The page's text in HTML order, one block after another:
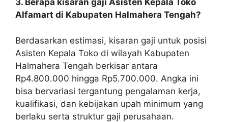
3. Berapa kisaran gaji Asisten Kepala Toko
Alfamart di Kabupaten Halmahera Tengah?
Berdasarkan estimasi, kisaran gaji untuk posisi
Asisten Kepala Toko di wilayah Kabupaten
Halmahera Tengah berkisar antara
Rp4.800.000 hingga Rp5.700.000. Angka ini
bisa bervariasi tergantung pengalaman kerja,
kualifikasi, dan kebijakan upah minimum yang
berlaku serta struktur gaji perusahaan.